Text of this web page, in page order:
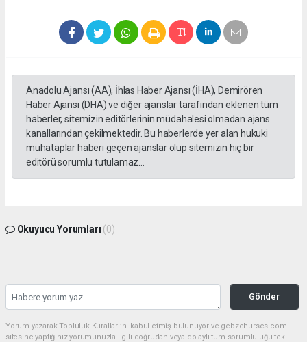
Anadolu Ajansı (AA), İhlas Haber Ajansı (İHA), Demirören
Haber Ajansı (DHA) ve diğer ajanslar tarafından eklenen tüm
haberler, sitemizin editörlerinin müdahalesi olmadan ajans
kanallarından çekilmektedir. Bu haberlerde yer alan hukuki
muhataplar haberi geçen ajanslar olup sitemizin hiç bir
editörü sorumlu tutulamaz...
Okuyucu Yorumları (0)
Gönder
Yorum yazarak Topluluk Kuralları’nı kabul etmiş bulunuyor ve gebzehurses.com
sitesine yaptığınız yorumunuzla ilgili doğrudan veya dolaylı tüm sorumluluğu tek